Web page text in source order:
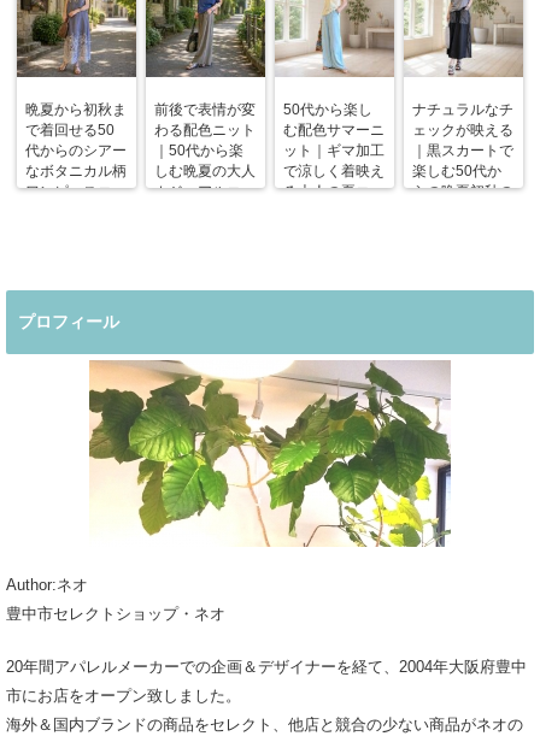
晩夏から初秋ま
で着回せる50
代からのシアー
なボタニカル柄
ワンピースコー
前後で表情が変
わる配色ニット
｜50代から楽
しむ晩夏の大人
カジュアルコー
50代から楽し
む配色サマーニ
ット｜ギマ加工
で涼しく着映え
る大人の夏コー
ナチュラルなチ
ェックが映える
｜黒スカートで
楽しむ50代か
らの晩夏初秋の
プロフィール
Author:ネオ
豊中市セレクトショップ・ネオ
20年間アパレルメーカーでの企画＆デザイナーを経て、2004年大阪府豊中
市にお店をオープン致しました。
海外＆国内ブランドの商品をセレクト、他店と競合の少ない商品がネオの